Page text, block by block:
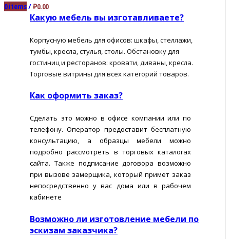
0items/₽0.00
Какую мебель вы изготавливаете?
Корпусную мебель для офисов: шкафы, стеллажи,
тумбы, кресла, стулья, столы. Обстановку для
гостиниц и ресторанов: кровати, диваны, кресла.
Торговые витрины для всех категорий товаров.
Как оформить заказ?
Сделать это можно в офисе компании или по
телефону. Оператор предоставит бесплатную
консультацию, а образцы мебели можно
подробно рассмотреть в торговых каталогах
сайта. Также подписание договора возможно
при вызове замерщика, который примет заказ
непосредственно у вас дома или в рабочем
кабинете
Возможно ли изготовление мебели по
эскизам заказчика?